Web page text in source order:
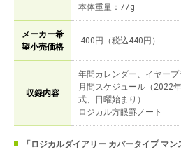
本体重量：77g
メーカー希
望小売価格
400円（税込440円）
収録内容
年間カレンダー、イヤープ
月間スケジュール（2022
式、日曜始まり）
ロジカル方眼罫ノート
「ロジカルダイアリー カバータイプ マン